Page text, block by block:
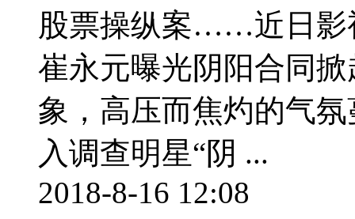
股票操纵案……近日影
崔永元曝光阴阳合同
象，高压而焦灼的气
入调查明星“阴 ...
2018-8-16 12:08